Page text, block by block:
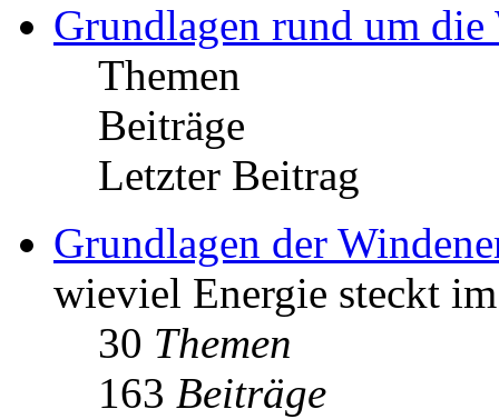
Grundlagen rund um
Themen
Beiträge
Letzter Beitrag
Grundlagen der
wieviel Energie steckt
30 Themen
163 Beiträge